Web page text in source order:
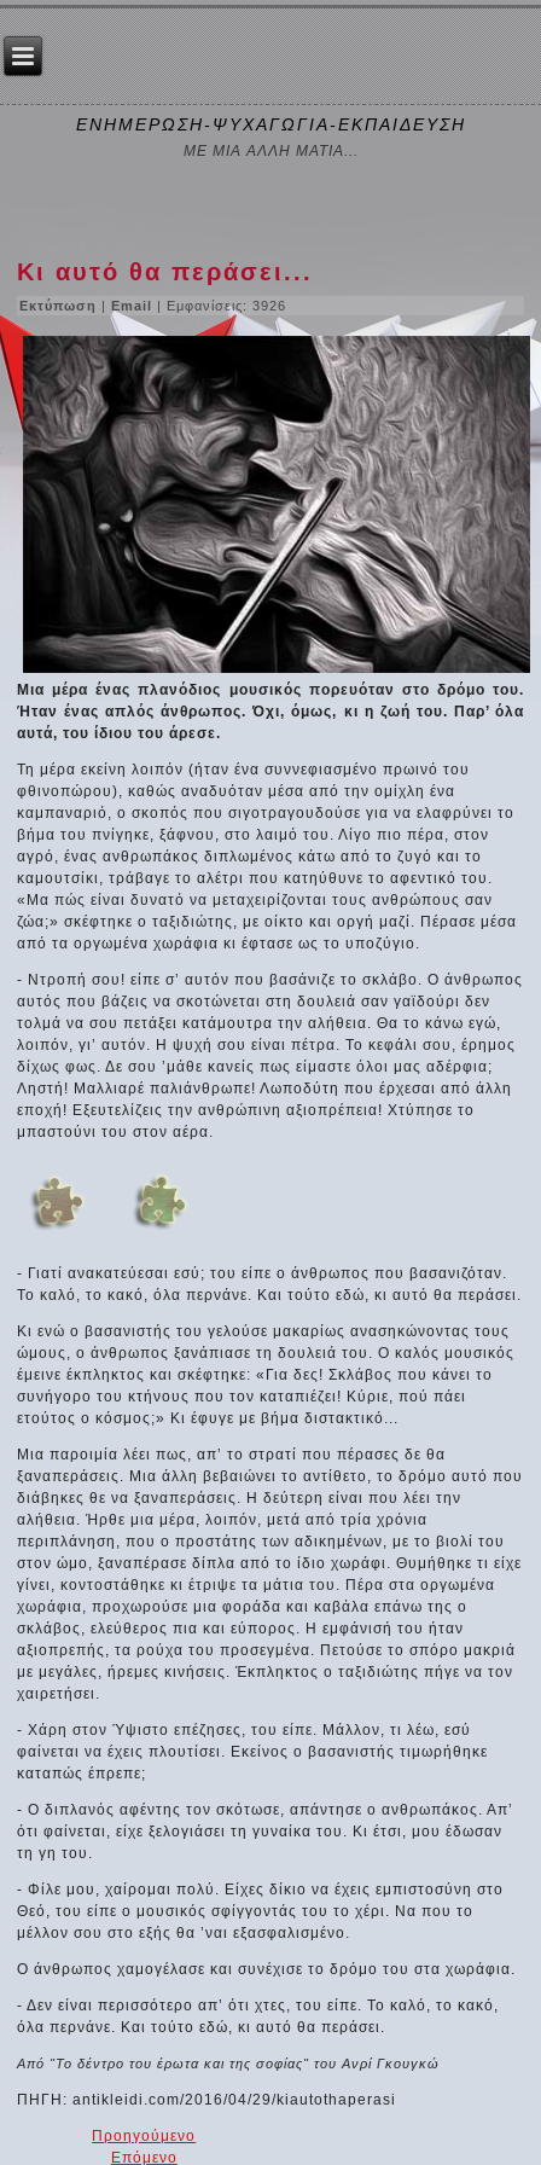
ΕΝΗΜΕΡΩΣΗ-ΨΥΧΑΓΩΓΙΑ-ΕΚΠΑΙΔΕΥΣΗ
ΜΕ ΜΙΑ ΑΛΛΗ ΜΑΤΙΑ...
Κι αυτό θα περάσει...
Εκτύπωση |Email | Εμφανίσεις: 3926
Μια μέρα ένας πλανόδιος μουσικός πορευόταν στο δρόμο του.
Ήταν ένας απλός άνθρωπος. Όχι, όμως, κι η ζωή του. Παρ’ όλα
αυτά, του ίδιου του άρεσε.
Τη μέρα εκείνη λοιπόν (ήταν ένα συννεφιασμένο πρωινό του
φθινοπώρου), καθώς αναδυόταν μέσα από την ομίχλη ένα
καμπαναριό, ο σκοπός που σιγοτραγουδούσε για να ελαφρύνει το
βήμα του πνίγηκε, ξάφνου, στο λαιμό του. Λίγο πιο πέρα, στον
αγρό, ένας ανθρωπάκος διπλωμένος κάτω από το ζυγό και το
καμουτσίκι, τράβαγε το αλέτρι που κατηύθυνε το αφεντικό του.
«Μα πώς είναι δυνατό να μεταχειρίζονται τους ανθρώπους σαν
ζώα;» σκέφτηκε ο ταξιδιώτης, με οίκτο και οργή μαζί. Πέρασε μέσα
από τα οργωμένα χωράφια κι έφτασε ως το υποζύγιο.
- Ντροπή σου! είπε σ’ αυτόν που βασάνιζε το σκλάβο. Ο άνθρωπος
αυτός που βάζεις να σκοτώνεται στη δουλειά σαν γαϊδούρι δεν
τολμά να σου πετάξει κατάμουτρα την αλήθεια. Θα το κάνω εγώ,
λοιπόν, γι’ αυτόν. Η ψυχή σου είναι πέτρα. Το κεφάλι σου, έρημος
δίχως φως. Δε σου ’μάθε κανείς πως είμαστε όλοι μας αδέρφια;
Ληστή! Μαλλιαρέ παλιάνθρωπε! Λωποδύτη που έρχεσαι από άλλη
εποχή! Εξευτελίζεις την ανθρώπινη αξιοπρέπεια! Χτύπησε το
μπαστούνι του στον αέρα.
- Γιατί ανακατεύεσαι εσύ; του είπε ο άνθρωπος που βασανιζόταν.
Το καλό, το κακό, όλα περνάνε. Και τούτο εδώ, κι αυτό θα περάσει.
Κι ενώ ο βασανιστής του γελούσε μακαρίως ανασηκώνοντας τους
ώμους, ο άνθρωπος ξανάπιασε τη δουλειά του. Ο καλός μουσικός
έμεινε έκπληκτος και σκέφτηκε: «Για δες! Σκλάβος που κάνει το
συνήγορο του κτήνους που τον καταπιέζει! Κύριε, πού πάει
ετούτος ο κόσμος;» Κι έφυγε με βήμα διστακτικό...
Μια παροιμία λέει πως, απ’ το στρατί που πέρασες δε θα
ξαναπεράσεις. Μια άλλη βεβαιώνει το αντίθετο, το δρόμο αυτό που
διάβηκες θε να ξαναπεράσεις. Η δεύτερη είναι που λέει την
αλήθεια. Ήρθε μια μέρα, λοιπόν, μετά από τρία χρόνια
περιπλάνηση, που ο προστάτης των αδικημένων, με το βιολί του
στον ώμο, ξαναπέρασε δίπλα από το ίδιο χωράφι. Θυμήθηκε τι είχε
γίνει, κοντοστάθηκε κι έτριψε τα μάτια του. Πέρα στα οργωμένα
χωράφια, προχωρούσε μια φοράδα και καβάλα επάνω της ο
σκλάβος, ελεύθερος πια και εύπορος. Η εμφάνισή του ήταν
αξιοπρεπής, τα ρούχα του προσεγμένα. Πετούσε το σπόρο μακριά
με μεγάλες, ήρεμες κινήσεις. Έκπληκτος ο ταξιδιώτης πήγε να τον
χαιρετήσει.
- Χάρη στον Ύψιστο επέζησες, του είπε. Μάλλον, τι λέω, εσύ
φαίνεται να έχεις πλουτίσει. Εκείνος ο βασανιστής τιμωρήθηκε
καταπώς έπρεπε;
- Ο διπλανός αφέντης τον σκότωσε, απάντησε ο ανθρωπάκος. Απ’
ότι φαίνεται, είχε ξελογιάσει τη γυναίκα του. Κι έτσι, μου έδωσαν
τη γη του.
- Φίλε μου, χαίρομαι πολύ. Είχες δίκιο να έχεις εμπιστοσύνη στο
Θεό, του είπε ο μουσικός σφίγγοντάς του το χέρι. Να που το
μέλλον σου στο εξής θα ’ναι εξασφαλισμένο.
Ο άνθρωπος χαμογέλασε και συνέχισε το δρόμο του στα χωράφια.
- Δεν είναι περισσότερο απ’ ότι χτες, του είπε. Το καλό, το κακό,
όλα περνάνε. Και τούτο εδώ, κι αυτό θα περάσει.
Από "Το δέντρο του έρωτα και της σοφίας" του Ανρί Γκουγκώ
ΠΗΓΗ: antikleidi.com/2016/04/29/kiautothaperasi
Προηγούμενο
Επόμενο